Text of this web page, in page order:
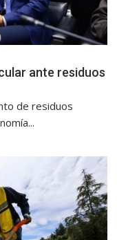
ante residuos
de residuos